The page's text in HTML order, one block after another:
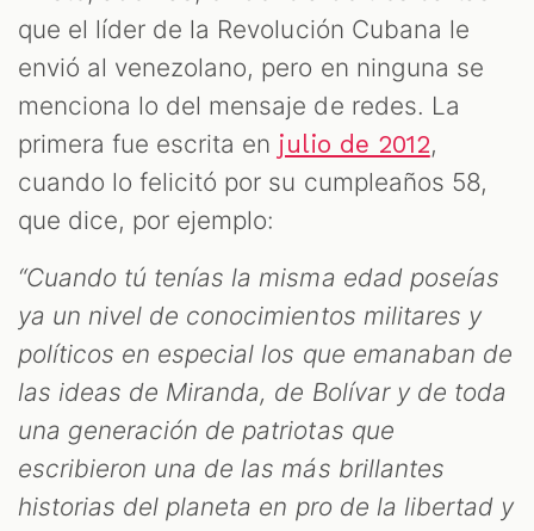
que el líder de la Revolución Cubana le
envió al venezolano, pero en ninguna se
menciona lo del mensaje de redes. La
primera fue escrita en julio de 2012,
cuando lo felicitó por su cumpleaños 58,
que dice, por ejemplo:
“Cuando tú tenías la misma edad poseías
ya un nivel de conocimientos militares y
políticos en especial los que emanaban de
las ideas de Miranda, de Bolívar y de toda
una generación de patriotas que
escribieron una de las más brillantes
historias del planeta en pro de la libertad y